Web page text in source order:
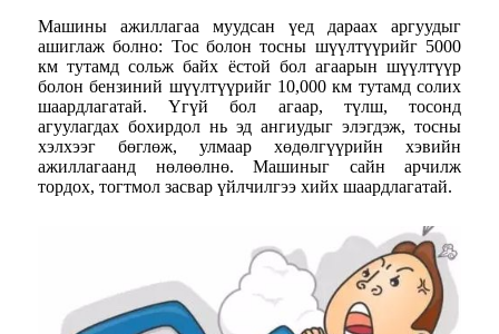
Машины ажиллагаа муудсан үед дараах аргуудыг
ашиглаж болно: Тос болон тосны шүүлтүүрийг 5000
км тутамд сольж байх ёстой бол агаарын шүүлтүүр
болон бензиний шүүлтүүрийг 10,000 км тутамд солих
шаардлагатай. Үгүй бол агаар, түлш, тосонд
агуулагдах бохирдол нь эд ангиудыг элэгдэж, тосны
хэлхээг бөглөж, улмаар хөдөлгүүрийн хэвийн
ажиллагаанд нөлөөлнө. Машиныг сайн арчилж
тордох, тогтмол засвар үйлчилгээ хийх шаардлагатай.